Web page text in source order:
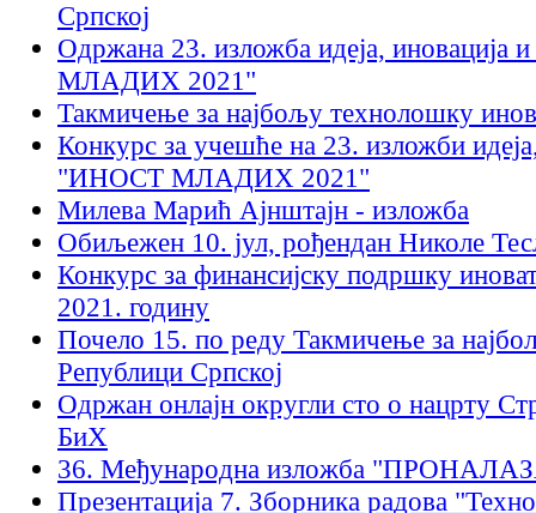
Српској
Одржана 23. изложба идеја,
МЛАДИХ 2021"
Такмичење за најбољу технолошку
Конкурс за учешће на 23. изложби
"ИНОСТ МЛАДИХ 2021"
Милева Марић Ајнштајн - изложба
Обиљежен 10. јул, рођендан Николе
Конкурс за финансијску подршку
2021. годину
Почело 15. по реду Такмичење за
Републици Српској
Одржан онлајн округли сто о нацрту
БиХ
36. Meђунaрoднa излoжбa
Презентација 7. Зборника радова